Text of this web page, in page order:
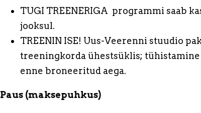
TUGI TREENERIGA programmi saab
jooksul.
TREENIN ISE! Uus-Veerenni stuudio
treeningkorda ühestsüklis;
enne broneeritud aega.
Paus (maksepuhkus)